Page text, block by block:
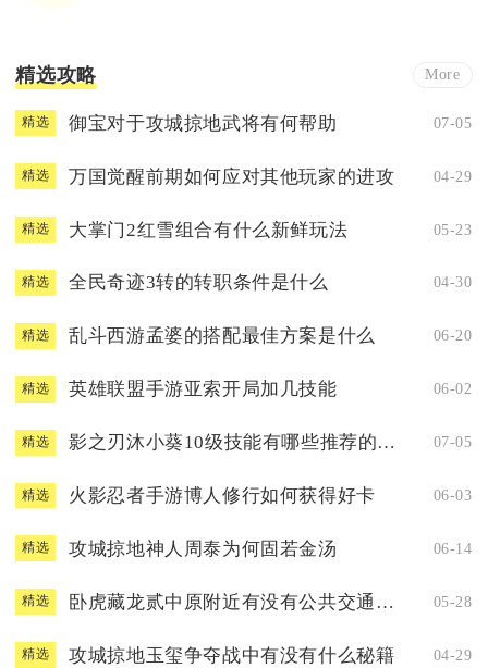
精选攻略 More
精选 御宝对于攻城掠地武将有何帮助 07-05
精选 万国觉醒前期如何应对其他玩家的进攻 04-29
精选 大掌门2红雪组合有什么新鲜玩法 05-23
精选 全民奇迹3转的转职条件是什么 04-30
精选 乱斗西游孟婆的搭配最佳方案是什么 06-20
精选 英雄联盟手游亚索开局加几技能 06-02
精选 影之刃沐小葵10级技能有哪些推荐的配搭 07-05
精选 火影忍者手游博人修行如何获得好卡 06-03
精选 攻城掠地神人周泰为何固若金汤 06-14
精选 卧虎藏龙贰中原附近有没有公共交通站点 05-28
精选 攻城掠地玉玺争夺战中有没有什么秘籍 04-29